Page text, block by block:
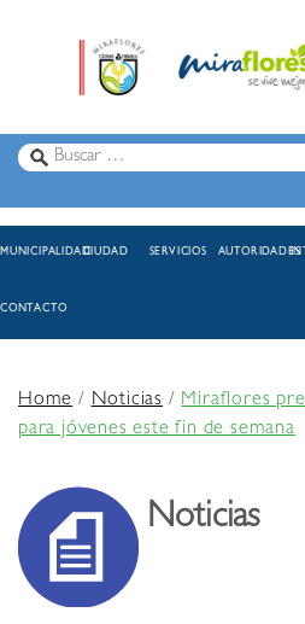
MUNICIPALIDADCIUDAD SERVICIOS AUTORIDADES
CONTACTO
Home/Noticias /Miraflores
para jóvenes este fin de semana
Noticias